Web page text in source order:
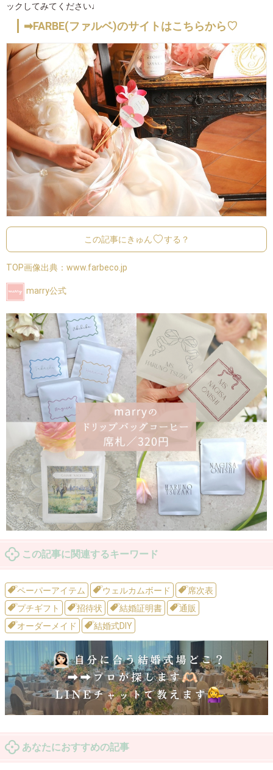
ックしてみてください♩
➡FARBE(ファルベ)のサイトはこちらから♡
この記事にきゅん する？
TOP画像出典： www.farbeco.jp
marry公式
この記事に関連するキーワード
ペーパーアイテム ウェルカムボード
席次表
プチギフト
招待状 結婚証明書
通販
オーダーメイド
結婚式DIY
あなたにおすすめの記事